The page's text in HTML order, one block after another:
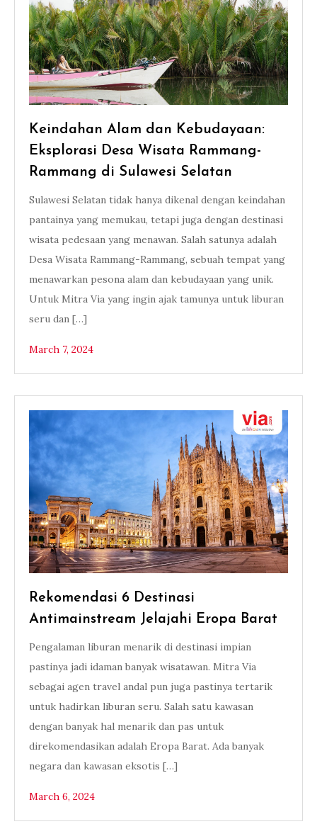
Keindahan Alam dan Kebudayaan:
Eksplorasi Desa Wisata Rammang-
Rammang di Sulawesi Selatan
Sulawesi Selatan tidak hanya dikenal dengan keindahan
pantainya yang memukau, tetapi juga dengan destinasi
wisata pedesaan yang menawan. Salah satunya adalah
Desa Wisata Rammang-Rammang, sebuah tempat yang
menawarkan pesona alam dan kebudayaan yang unik.
Untuk Mitra Via yang ingin ajak tamunya untuk liburan
seru dan […]
March 7, 2024
Rekomendasi 6 Destinasi
Antimainstream Jelajahi Eropa Barat
Pengalaman liburan menarik di destinasi impian
pastinya jadi idaman banyak wisatawan. Mitra Via
sebagai agen travel andal pun juga pastinya tertarik
untuk hadirkan liburan seru. Salah satu kawasan
dengan banyak hal menarik dan pas untuk
direkomendasikan adalah Eropa Barat. Ada banyak
negara dan kawasan eksotis […]
March 6, 2024